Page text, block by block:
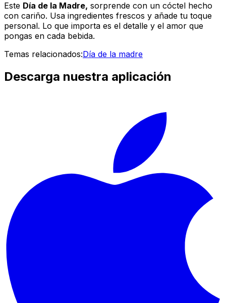
Este Día de la Madre, sorprende con un cóctel hecho
con cariño. Usa ingredientes frescos y añade tu toque
personal. Lo que importa es el detalle y el amor que
pongas en cada bebida.
Temas relacionados:Día de la madre
Descarga nuestra aplicación